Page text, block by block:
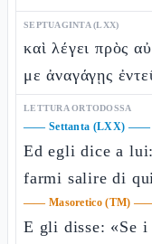
SEPTUAGINTA (LXX)
καὶ λέγει πρὸς
με ἀναγάγῃς
LETTURA ORTODOSSA
—— Settanta (LXX) ——
Ed egli dice a
farmi salire di
—— Masoretico (TM)
E gli disse: «Se